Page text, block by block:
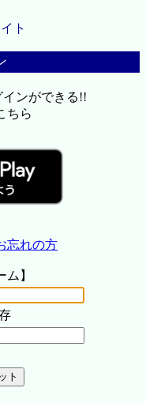
ト
ンができる!!
ちら
忘れの方
ム】